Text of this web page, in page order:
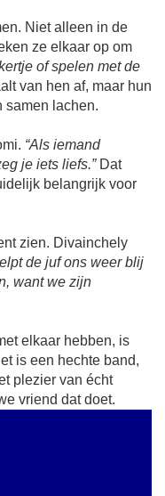
Niet alleen in de
ze elkaar op om
of spelen met de
van hen af, maar hun
samen lachen.
“Als iemand
je iets liefs.”Dat
belangrijk voor
zien. Divainchely
de juf ons weer blij
want we zijn
elkaar hebben, is
is een hechte band,
plezier van écht
vriend dat doet.